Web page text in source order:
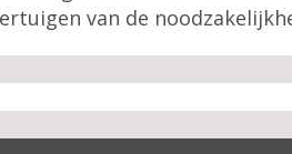
van de